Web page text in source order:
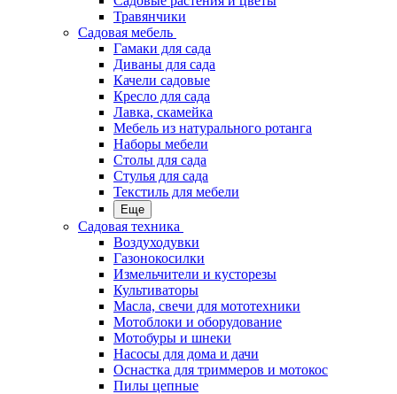
Травянчики
Садовая мебель
Гамаки для сада
Диваны для сада
Качели садовые
Кресло для сада
Лавка, скамейка
Мебель из натурального ротанга
Наборы мебели
Столы для сада
Стулья для сада
Текстиль для мебели
Еще
Садовая техника
Воздуходувки
Газонокосилки
Измельчители и кусторезы
Культиваторы
Масла, свечи для мототехники
Мотоблоки и оборудование
Мотобуры и шнеки
Насосы для дома и дачи
Оснастка для триммеров и мотокос
Пилы цепные